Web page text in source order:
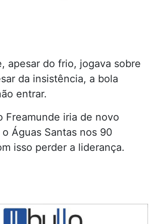
apesar do frio, jogava sobre
da insistência, a bola
entrar.
Freamunde iria de novo
Águas Santas nos 90
isso perder a liderança.